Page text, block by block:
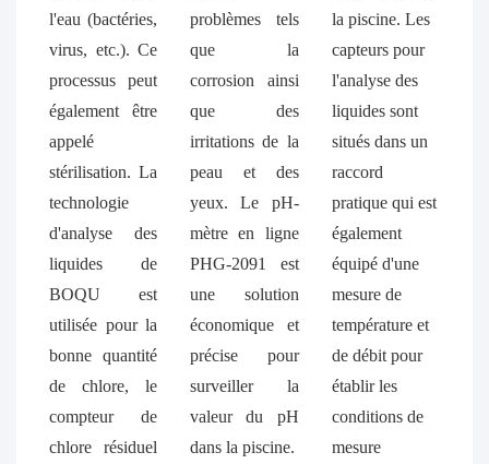
l'eau (bactéries,
virus, etc.). Ce
processus peut
également être
appelé
stérilisation. La
technologie
d'analyse des
liquides de
BOQU est
utilisée pour la
bonne quantité
de chlore, le
compteur de
chlore résiduel
problèmes tels
que la
corrosion ainsi
que des
irritations de la
peau et des
yeux. Le pH-
mètre en ligne
PHG-2091 est
une solution
économique et
précise pour
surveiller la
valeur du pH
dans la piscine.
la piscine. Les
capteurs pour
l'analyse des
liquides sont
situés dans un
raccord
pratique qui est
également
équipé d'une
mesure de
température et
de débit pour
établir les
conditions de
mesure